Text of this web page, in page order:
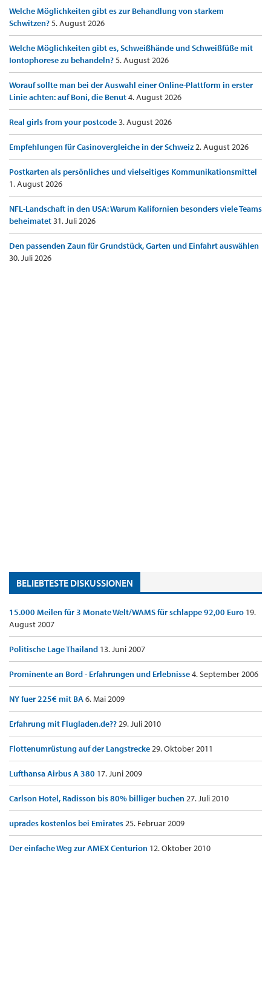
Welche Möglichkeiten gibt es zur Behandlung von starkem
Schwitzen?5. August 2026
Welche Möglichkeiten gibt es, Schweißhände und Schweißfüße mit
Iontophorese zu behandeln?5. August 2026
Worauf sollte man bei der Auswahl einer Online-Plattform in erster
Linie achten: auf Boni, die Benut4. August 2026
Real girls from your postcode3. August 2026
Empfehlungen für Casinovergleiche in der Schweiz2. August 2026
Postkarten als persönliches und vielseitiges Kommunikationsmittel
1. August 2026
NFL-Landschaft in den USA: Warum Kalifornien besonders viele Teams
beheimatet31. Juli 2026
Den passenden Zaun für Grundstück, Garten und Einfahrt auswählen
30. Juli 2026
BELIEBTESTE DISKUSSIONEN
15.000 Meilen für 3 Monate Welt/WAMS für schlappe 92,00 Euro 19.
August 2007
Politische Lage Thailand 13. Juni 2007
Prominente an Bord - Erfahrungen und Erlebnisse4. September 2006
NY fuer 225€ mit BA6. Mai 2009
Erfahrung mit Flugladen.de??29. Juli 2010
Flottenumrüstung auf der Langstrecke29. Oktober 2011
Lufthansa Airbus A 380 17. Juni 2009
Carlson Hotel, Radisson bis 80% billiger buchen27. Juli 2010
uprades kostenlos bei Emirates25. Februar 2009
Der einfache Weg zur AMEX Centurion 12. Oktober 2010